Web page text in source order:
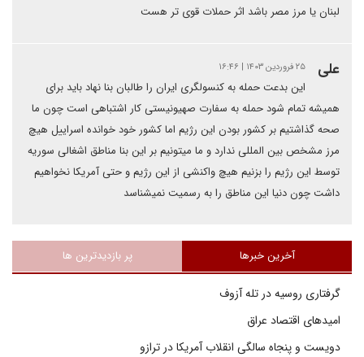
لبنان یا مرز مصر باشد اثر حملات قوی تر هست
علی ۲۵ فروردین ۱۴۰۳ | ۱۶:۴۶
این بدعت حمله به کنسولگری ایران را طالبان بنا نهاد باید برای
همیشه تمام شود حمله به سفارت صهیونیستی کار اشتباهی است چون ما
صحه گذاشتیم بر کشور بودن این رژیم اما کشور خود خوانده اسراییل هیچ
مرز مشخص بین المللی ندارد و ما میتونیم بر این بنا مناطق اشغالی سوریه
توسط این رژیم را بزنیم هیچ واکنشی از این رژیم و حتی آمریکا نخواهیم
داشت چون دنیا این مناطق را به رسمیت نمیشناسد
آخرین خبرها پر بازدیدترین ها
گرفتاری روسیه در تله آزوف
امیدهای اقتصاد عراق
دویست و پنجاه سالگی انقلاب آمریکا در ترازو